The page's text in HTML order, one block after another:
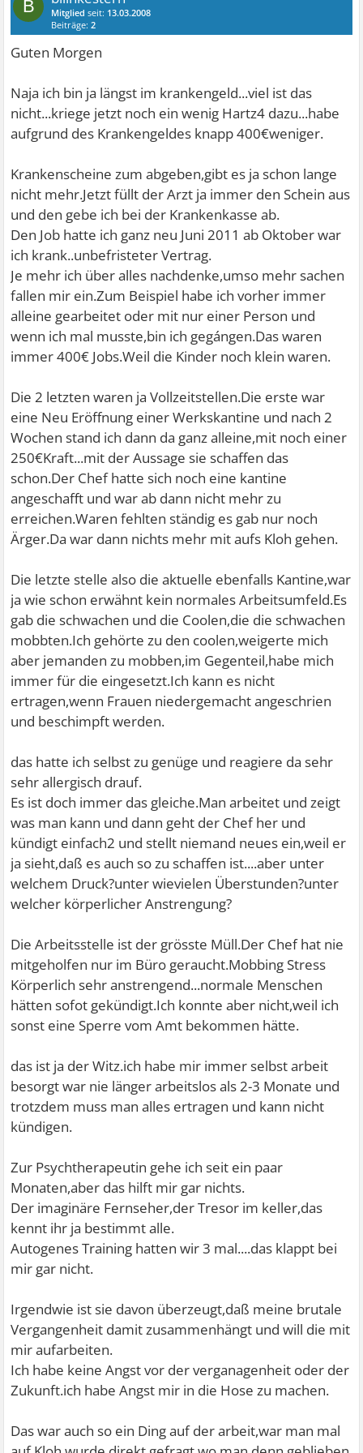
B Mitglied seit: 13.03.2008
Beiträge:2
Guten Morgen
Naja ich bin ja längst im krankengeld...viel ist das
nicht...kriege jetzt noch ein wenig Hartz4 dazu...habe
aufgrund des Krankengeldes knapp 400€weniger.
Krankenscheine zum abgeben,gibt es ja schon lange
nicht mehr.Jetzt füllt der Arzt ja immer den Schein aus
und den gebe ich bei der Krankenkasse ab.
Den Job hatte ich ganz neu Juni 2011 ab Oktober war
ich krank..unbefristeter Vertrag.
Je mehr ich über alles nachdenke,umso mehr sachen
fallen mir ein.Zum Beispiel habe ich vorher immer
alleine gearbeitet oder mit nur einer Person und
wenn ich mal musste,bin ich gegángen.Das waren
immer 400€ Jobs.Weil die Kinder noch klein waren.
Die 2 letzten waren ja Vollzeitstellen.Die erste war
eine Neu Eröffnung einer Werkskantine und nach 2
Wochen stand ich dann da ganz alleine,mit noch einer
250€Kraft...mit der Aussage sie schaffen das
schon.Der Chef hatte sich noch eine kantine
angeschafft und war ab dann nicht mehr zu
erreichen.Waren fehlten ständig es gab nur noch
Ärger.Da war dann nichts mehr mit aufs Kloh gehen.
Die letzte stelle also die aktuelle ebenfalls Kantine,war
ja wie schon erwähnt kein normales Arbeitsumfeld.Es
gab die schwachen und die Coolen,die die schwachen
mobbten.Ich gehörte zu den coolen,weigerte mich
aber jemanden zu mobben,im Gegenteil,habe mich
immer für die eingesetzt.Ich kann es nicht
ertragen,wenn Frauen niedergemacht angeschrien
und beschimpft werden.
das hatte ich selbst zu genüge und reagiere da sehr
sehr allergisch drauf.
Es ist doch immer das gleiche.Man arbeitet und zeigt
was man kann und dann geht der Chef her und
kündigt einfach2 und stellt niemand neues ein,weil er
ja sieht,daß es auch so zu schaffen ist....aber unter
welchem Druck?unter wievielen Überstunden?unter
welcher körperlicher Anstrengung?
Die Arbeitsstelle ist der grösste Müll.Der Chef hat nie
mitgeholfen nur im Büro geraucht.Mobbing Stress
Körperlich sehr anstrengend...normale Menschen
hätten sofot gekündigt.Ich konnte aber nicht,weil ich
sonst eine Sperre vom Amt bekommen hätte.
das ist ja der Witz.ich habe mir immer selbst arbeit
besorgt war nie länger arbeitslos als 2-3 Monate und
trotzdem muss man alles ertragen und kann nicht
kündigen.
Zur Psychtherapeutin gehe ich seit ein paar
Monaten,aber das hilft mir gar nichts.
Der imaginäre Fernseher,der Tresor im keller,das
kennt ihr ja bestimmt alle.
Autogenes Training hatten wir 3 mal....das klappt bei
mir gar nicht.
Irgendwie ist sie davon überzeugt,daß meine brutale
Vergangenheit damit zusammenhängt und will die mit
mir aufarbeiten.
Ich habe keine Angst vor der verganagenheit oder der
Zukunft.ich habe Angst mir in die Hose zu machen.
Das war auch so ein Ding auf der arbeit,war man mal